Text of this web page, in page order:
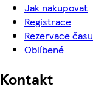
Jak nakupovat
Registrace
Rezervace času
Oblíbené
Kontakt